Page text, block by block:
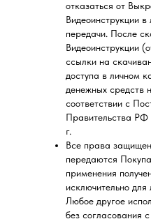
отказаться от
Видеоинструкции
передачи. После
Видеоинструкции
ссылки на
доступа в личном
денежных средств
соответствии с
Правительства
г.
Все права
передаются
применения
исключительно для
Любое другое
без согласования